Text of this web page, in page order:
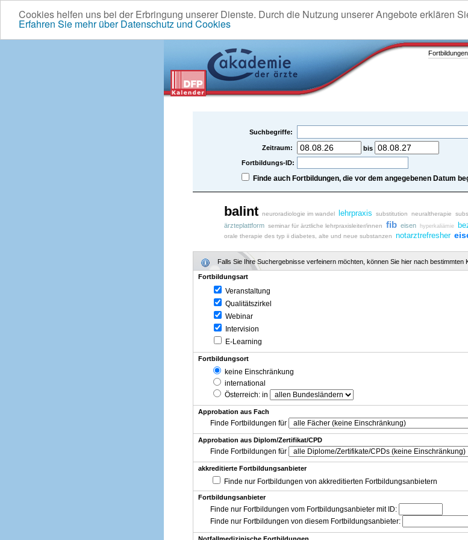
Cookies helfen uns bei der Erbringung unserer Dienste. Durch die Nutzung unserer Angebote erklären
Erfahren Sie mehr über Datenschutz und Cookies
Suchbegriffe:
Zeitraum:
bis
Fortbildungs-ID:
Finde auch Fortbildungen, die vor dem angegebenen Datum
balint neuroradiologie im wandel lehrpraxis substitution neuraltherapie
ärzteplattform seminar für ärztliche lehrpraxisleiter/innen fib eisen hyperkaliämie
orale therapie des typ ii diabetes, alte und neue substanzen notarztrefresher
Falls Sie Ihre Suchergebnisse verfeinern möchten, können Sie hier nach bestimmten
Fortbildungsart
Veranstaltung
Qualitätszirkel
Webinar
Intervision
E-Learning
Fortbildungsort
keine Einschränkung
international
Österreich: in
Approbation aus Fach
Finde Fortbildungen für
Approbation aus Diplom/Zertifikat/CPD
Finde Fortbildungen für
akkreditierte Fortbildungsanbieter
Finde nur Fortbildungen von akkreditierten Fortbildungsanbietern
Fortbildungsanbieter
Finde nur Fortbildungen vom Fortbildungsanbieter mit ID:
Finde nur Fortbildungen von diesem Fortbildungsanbieter: